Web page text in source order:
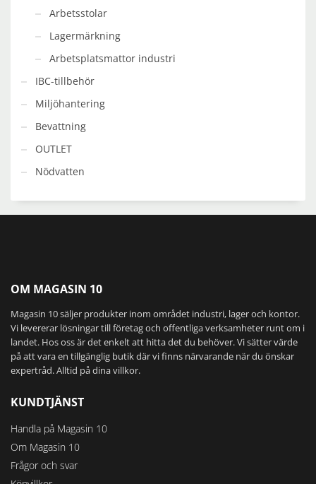
Arbetsstolar
Lagermärkning
Arbetsplatsmattor industri
IBC-tillbehör
Miljöhantering
Bevattning
OUTLET
Nödvatten
OM MAGASIN 10
Magasin 10 säljer produkter inom området industri, lager och kontor.
Vi levererar lösningar till företag och offentliga verksamheter runt om i
landet. Hos oss är det enkelt att hitta det du behöver. Vi sätter värde
på att vara en tillgänglig butik där vi finns närvarande när du önskar
expertråd. Alltid på dina villkor.
KUNDTJÄNST
Handla på Magasin 10
Om Magasin 10
Frågor och svar